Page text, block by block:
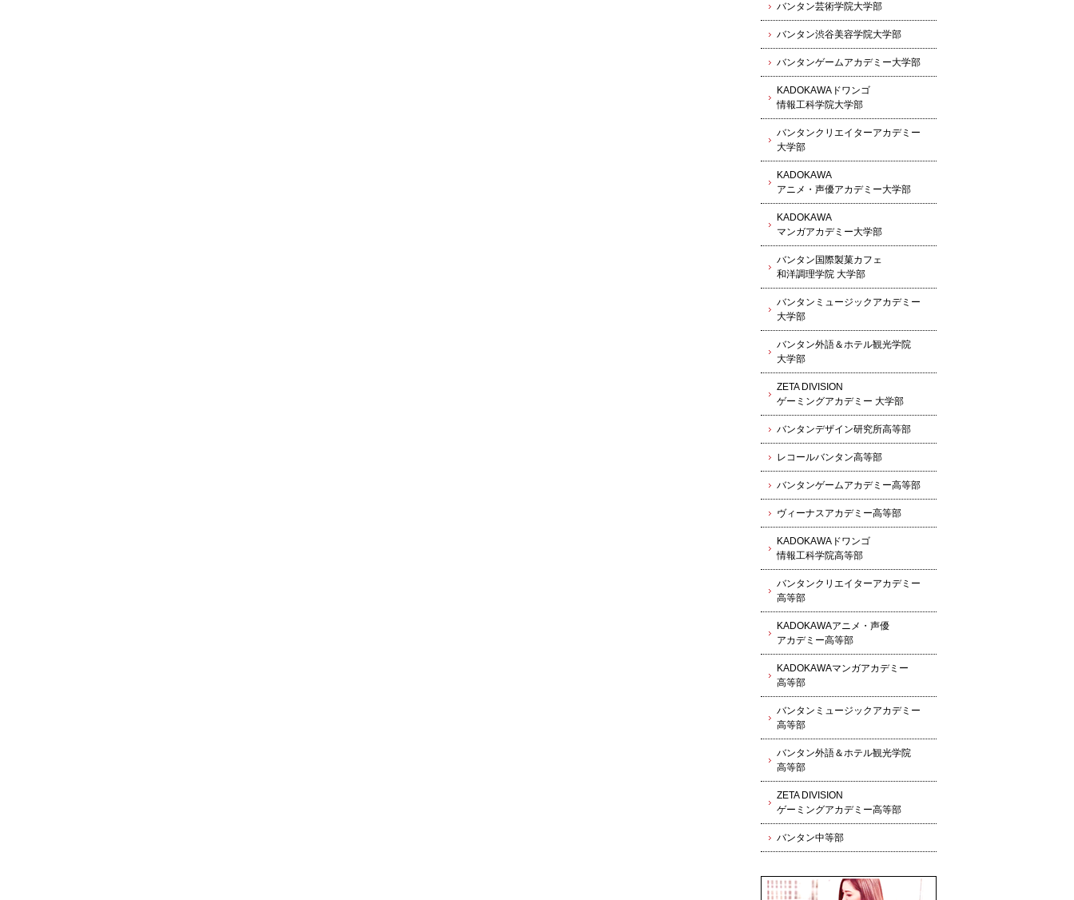
バンタン芸術学院大学部
バンタン渋谷美容学院大学部
バンタンゲームアカデミー大学部
KADOKAWAドワンゴ
情報工科学院大学部
バンタンクリエイターアカデミー
大学部
KADOKAWA
アニメ・声優アカデミー大学部
KADOKAWA
マンガアカデミー大学部
バンタン国際製菓カフェ
和洋調理学院 大学部
バンタンミュージックアカデミー
大学部
バンタン外語＆ホテル観光学院
大学部
ZETA DIVISION
ゲーミングアカデミー 大学部
バンタンデザイン研究所高等部
レコールバンタン高等部
バンタンゲームアカデミー高等部
ヴィーナスアカデミー高等部
KADOKAWAドワンゴ
情報工科学院高等部
バンタンクリエイターアカデミー
高等部
KADOKAWAアニメ・声優
アカデミー高等部
KADOKAWAマンガアカデミー
高等部
バンタンミュージックアカデミー
高等部
バンタン外語＆ホテル観光学院
高等部
ZETA DIVISION
ゲーミングアカデミー高等部
バンタン中等部